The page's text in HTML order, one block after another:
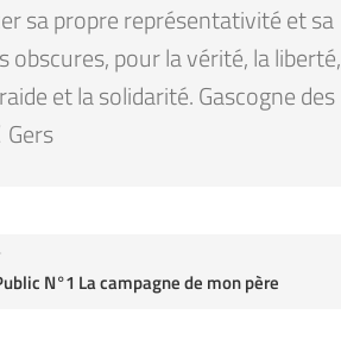
sa propre représentativité et sa
pour la vérité, la liberté,
et la solidarité. Gascogne des
N°1 La campagne de mon père